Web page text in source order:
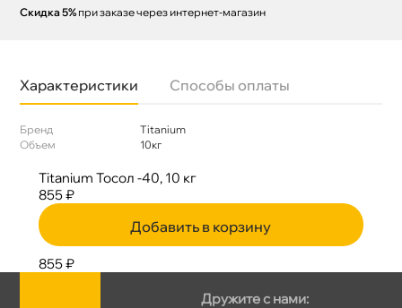
Скидка 5% при заказе через интернет-магазин
Характеристики Способы оплаты
Бренд
Titanium
Объем
10к
Titanium Тосол -40, 10 к
855 ₽
Добавить в корзину
855 ₽
Дружите с нами: